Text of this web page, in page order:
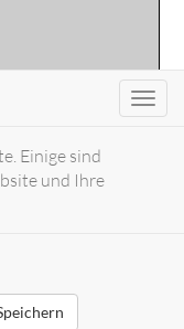
Einige sind
und Ihre